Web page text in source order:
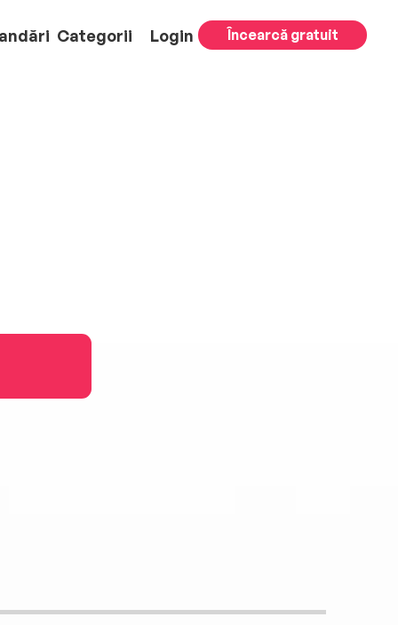
Categorii Login Încearcă gratuit